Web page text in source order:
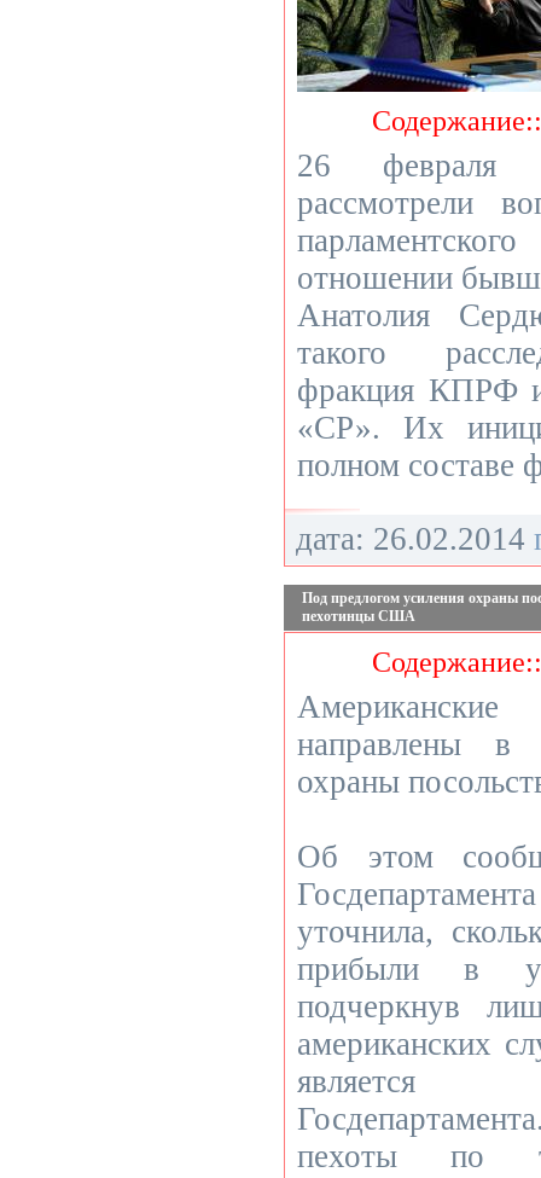
26 февраля
рассмотрели
отношении
Анатолия
такого
фракция КПРФ и
«СР». Их
полном
дата: 26.02.2014
Под предлогом усиления охраны
пехотинцы США
Американские
направлены в
охраны
Об этом
уточнила,
прибыли в
подчеркнув
американских
является
пехоты по